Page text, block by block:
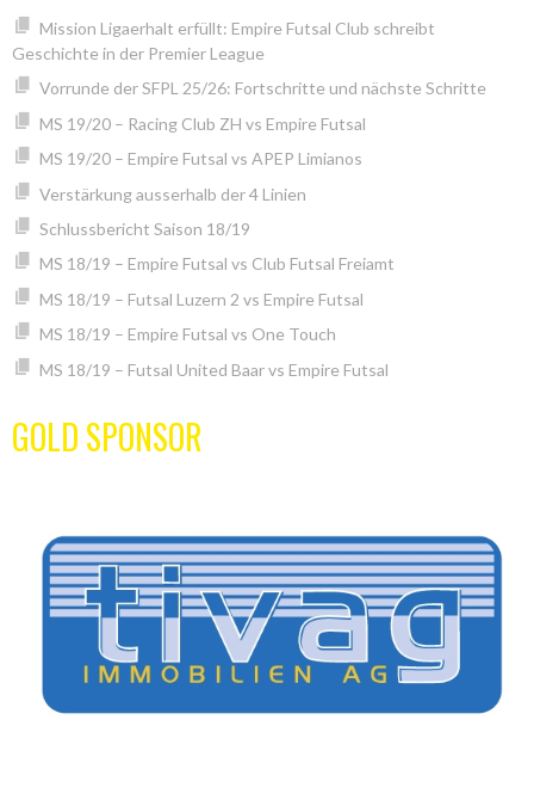
Mission Ligaerhalt erfüllt: Empire Futsal Club schreibt
Geschichte in der Premier League
Vorrunde der SFPL 25/26: Fortschritte und nächste Schritte
MS 19/20 – Racing Club ZH vs Empire Futsal
MS 19/20 – Empire Futsal vs APEP Limianos
Verstärkung ausserhalb der 4 Linien
Schlussbericht Saison 18/19
MS 18/19 – Empire Futsal vs Club Futsal Freiamt
MS 18/19 – Futsal Luzern 2 vs Empire Futsal
MS 18/19 – Empire Futsal vs One Touch
MS 18/19 – Futsal United Baar vs Empire Futsal
GOLD SPONSOR